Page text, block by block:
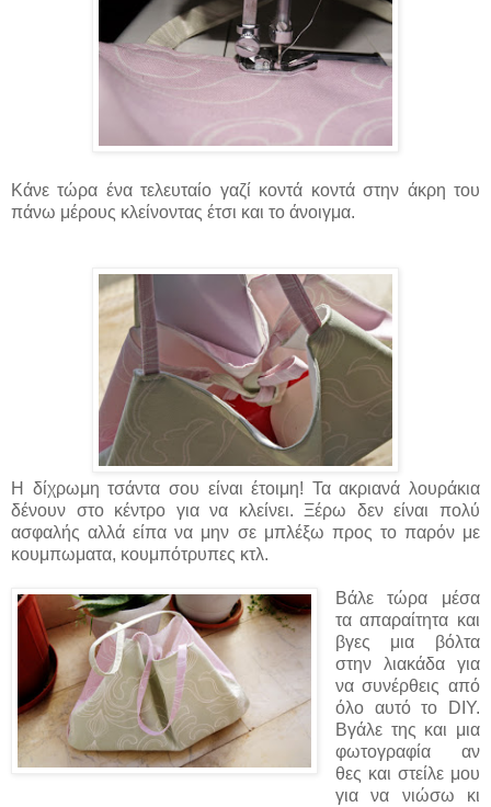
Κάνε τώρα ένα τελευταίο γαζί κοντά κοντά στην άκρη του
πάνω μέρους κλείνοντας έτσι και το άνοιγμα.
Η δίχρωμη τσάντα σου είναι έτοιμη! Τα ακριανά λουράκια
δένουν στο κέντρο για να κλείνει. Ξέρω δεν είναι πολύ
ασφαλής αλλά είπα να μην σε μπλέξω προς το παρόν με
κουμπωματα, κουμπότρυπες κτλ.
Βάλε τώρα μέσα
τα απαραίτητα και
βγες μια βόλτα
στην λιακάδα για
να συνέρθεις από
όλο αυτό το DIY.
Βγάλε της και μια
φωτογραφία αν
θες και στείλε μου
για να νιώσω κι